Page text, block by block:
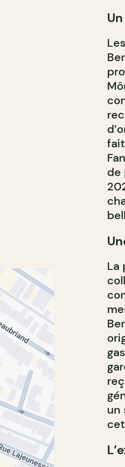
de
La
un